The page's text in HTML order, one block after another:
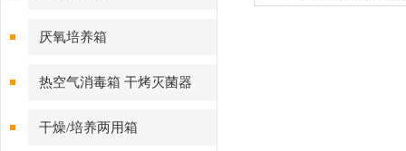
厌氧培养箱
热空气消毒箱 干烤灭菌器
干燥/培养两用箱